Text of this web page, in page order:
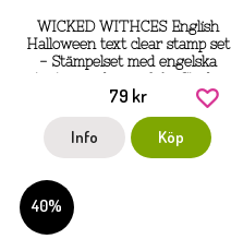
WICKED WITHCES English
Halloween text clear stamp set
- Stämpelset med engelska
texter om häxor från Studio
Light A6
79 kr
Info Köp
40%